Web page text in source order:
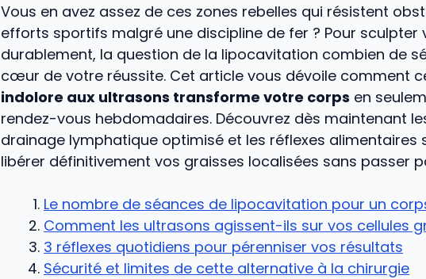
Vous en avez assez de ces zones rebelles qui résistent
efforts sportifs malgré une discipline de fer ? Pour sculpter
durablement, la question de la lipocavitation combien de
cœur de votre réussite. Cet article vous dévoile comment
indolore aux ultrasons transforme votre corps en
rendez-vous hebdomadaires. Découvrez dès maintenant
drainage lymphatique optimisé et les réflexes alimentaires
libérer définitivement vos graisses localisées sans passer
Le nombre de séances de lipocavitation pour un
Comment les ultrasons agissent-ils sur vos cellules
3 réflexes quotidiens pour pérenniser vos résultats
Sécurité et limites de cette alternative à la chirurgie